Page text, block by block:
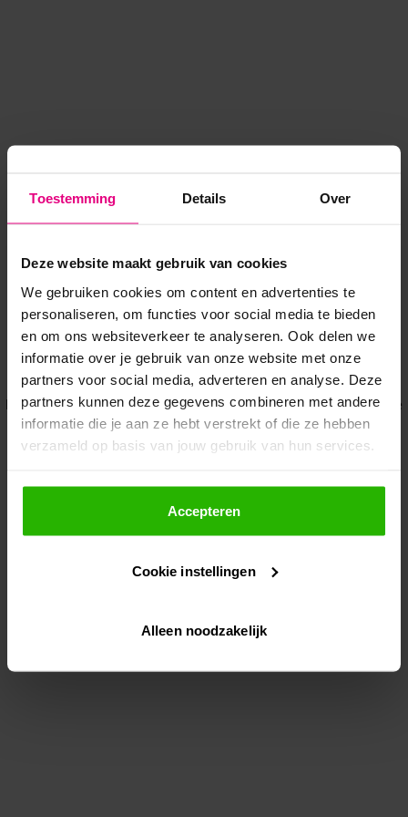
Toestemming Details Over
Deze website maakt gebruik van cookies
We gebruiken cookies om content en advertenties te
personaliseren, om functies voor social media te bieden
en om ons websiteverkeer te analyseren. Ook delen we
informatie over je gebruik van onze website met onze
partners voor social media, adverteren en analyse. Deze
partners kunnen deze gegevens combineren met andere
informatie die je aan ze hebt verstrekt of die ze hebben
verzameld op basis van jouw gebruik van hun services.
Als je op "Accepteer" klikt, dan geef je Voordeeluitjes.nl
toestemming om cookies voor social media en
gepersonaliseerde advertenties te plaatsen.
Lees hier meer over in onsprivacybeleid
Via "Cookie instellingen" kun je ook zelf instellen welke
Accepteren
Cookie instellingen
Alleen noodzakelijk
Application error: a client-side exception has occurred while
loadingwww.voordeeluitjes.nl (see the browser console for more
information).